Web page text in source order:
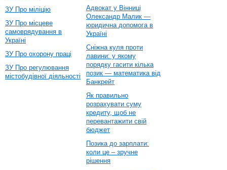
ЗУ Про міліцію
ЗУ Про місцеве
самоврядування в
Україні
ЗУ Про охорону праці
ЗУ Про регулювання
містобудівної діяльності
Адвокат у Вінниці
Олександр Малик —
юридична допомога в
Україні
Сніжна куля проти
лавини: у якому
порядку гасити кілька
позик — математика від
Банкрейт
Як правильно
розрахувати суму
кредиту, щоб не
перевантажити свій
бюджет
Позика до зарплати:
коли це – зручне
рішення